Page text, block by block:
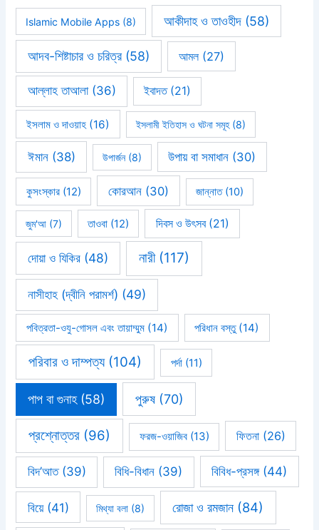
Islamic Mobile Apps (8) আকীদাহ ও তাওহীদ(58)
আদব-শিষ্টাচার ও চরিত্র(58) আমল(27)
আল্লাহ তাআলা(36) ইবাদত(21)
ইসলাম ও দাওয়াহ (16) ইসলামী ইতিহাস ও ঘটনা সমূহ(8)
ঈমান(38) উপার্জন(8) উপায় বা সমাধান (30)
কুসংস্কার(12) কোরআন (30) জান্নাত(10)
জুম'আ (7) তাওবা (12) দিবস ও উৎসব(21)
দোয়া ও যিকির (48) নারী(117)
নাসীহাহ (দ্বীনি পরামর্শ) (49)
পবিত্রতা-ওযু-গোসল এবং তায়াম্মুম (14) পরিধান বস্তু(14)
পরিবার ও দাম্পত্য(104) পর্দা(11)
পাপ বা গুনাহ(58) পুরুষ(70)
প্রশ্নোত্তর (96) ফরজ-ওয়াজিব(13) ফিতনা(26)
বিদ’আত(39) বিধি-বিধান (39) বিবিধ-প্রসঙ্গ(44)
বিয়ে(41) মিথ্যা বলা(8) রোজা ও রমজান (84)